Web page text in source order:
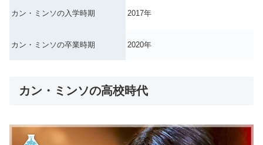
カン・ミンソの入学時期 2017年
カン・ミンソの卒業時期 2020年
カン・ミンソの高校時代